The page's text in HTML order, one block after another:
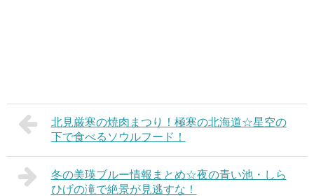
北見厳寒の焼肉まつり！極寒の北海道☆星空の
下で食べるソウルフード！
冬の美瑛ブルー情報まとめ☆夜の青い池・しら
ひげの滝で絶景が見逃すな！